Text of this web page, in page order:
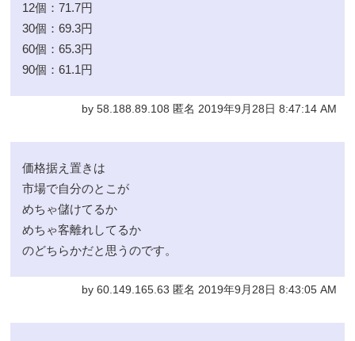
12個：71.7円
30個：69.3円
60個：65.3円
90個：61.1円
by 58.188.89.108 匿名 2019年9月28日 8:47:14 AM
価格据え置きは
市場で自分のとこが
めちゃ儲けてるか
めちゃ客離れしてるか
のどちらかだと思うのです。
by 60.149.165.63 匿名 2019年9月28日 8:43:05 AM